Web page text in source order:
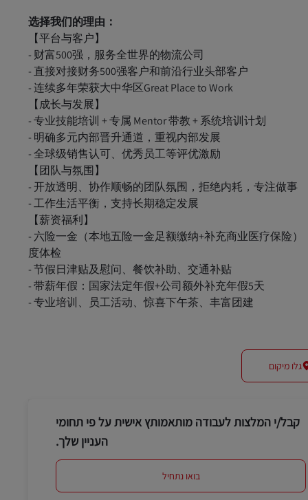
选择我们的理由：
【平台与客户】
- 财富500强，服务全世界的物流公司
- 直接对接财务500强客户和前沿行业头部客户
- 连续多年荣获大中华区Great Place to Work
【成长与发展】
- 专业技能培训 + 专属 Mentor 带教 + 系统培训计划
- 明确多元内部晋升通道，重视内部发展
- 全球级销售认可、优秀员工等评优激励
【团队与氛围】
- 开放透明、协作顺畅的团队氛围，拒绝内耗，专注做事
- 工作生活平衡，支持长期稳定发展
【薪资福利】
- 六险一金（本地五险一金足额缴纳+补充商业医疗保险）
度体检
- 节假日津贴及慰问、餐饮补助、交通补贴
- 带薪年假：国家法定年假+公司额外补充年假5天
- 专业培训、员工活动、惊喜下午茶、丰富团建
גלו מיקום
קבל/י המלצות לעבודה מותאמותץ אישית על פי תחומי
העניין שלך.
בואו נתחיל